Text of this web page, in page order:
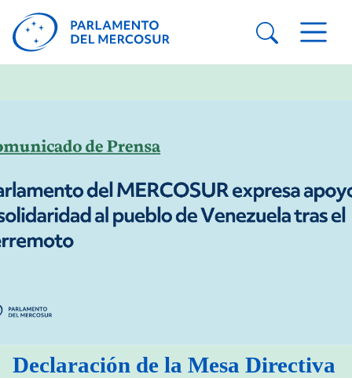
Declaración de la Mesa Directiva